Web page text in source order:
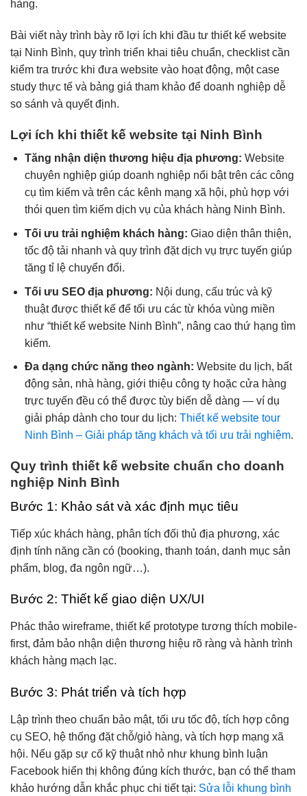
hàng.
Bài viết này trình bày rõ lợi ích khi đầu tư thiết kế website
tại Ninh Bình, quy trình triển khai tiêu chuẩn, checklist cần
kiểm tra trước khi đưa website vào hoạt động, một case
study thực tế và bảng giá tham khảo để doanh nghiệp dễ
so sánh và quyết định.
Lợi ích khi thiết kế website tại Ninh Bình
Tăng nhận diện thương hiệu địa phương: Website
chuyên nghiệp giúp doanh nghiệp nổi bật trên các công
cụ tìm kiếm và trên các kênh mạng xã hội, phù hợp với
thói quen tìm kiếm dịch vụ của khách hàng Ninh Bình.
Tối ưu trải nghiệm khách hàng: Giao diện thân thiện,
tốc độ tải nhanh và quy trình đặt dịch vụ trực tuyến giúp
tăng tỉ lệ chuyển đổi.
Tối ưu SEO địa phương: Nội dung, cấu trúc và kỹ
thuật được thiết kế để tối ưu các từ khóa vùng miền
như “thiết kế website Ninh Bình”, nâng cao thứ hạng tìm
kiếm.
Đa dạng chức năng theo ngành: Website du lịch, bất
động sản, nhà hàng, giới thiệu công ty hoặc cửa hàng
trực tuyến đều có thể được tùy biến dễ dàng — ví dụ
giải pháp dành cho tour du lịch: Thiết kế website tour
Ninh Bình – Giải pháp tăng khách và tối ưu trải nghiệm.
Quy trình thiết kế website chuẩn cho doanh
nghiệp Ninh Bình
Bước 1: Khảo sát và xác định mục tiêu
Tiếp xúc khách hàng, phân tích đối thủ địa phương, xác
định tính năng cần có (booking, thanh toán, danh mục sản
phẩm, blog, đa ngôn ngữ…).
Bước 2: Thiết kế giao diện UX/UI
Phác thảo wireframe, thiết kế prototype tương thích mobile-
first, đảm bảo nhận diện thương hiệu rõ ràng và hành trình
khách hàng mạch lạc.
Bước 3: Phát triển và tích hợp
Lập trình theo chuẩn bảo mật, tối ưu tốc độ, tích hợp công
cụ SEO, hệ thống đặt chỗ/giỏ hàng, và tích hợp mạng xã
hội. Nếu gặp sự cố kỹ thuật nhỏ như khung bình luận
Facebook hiển thị không đúng kích thước, bạn có thể tham
khảo hướng dẫn khắc phục chi tiết tại: Sửa lỗi khung bình